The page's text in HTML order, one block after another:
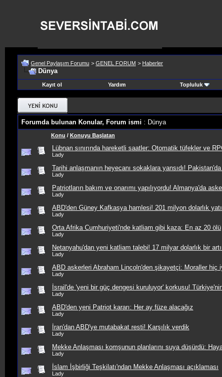
Genel Paylaşım Forumu > GENEL FORUM > Haberler
Dünya
Kayıt ol Yardım Topluluk
Forumda bulunan Konular, Forum ismi : Dünya
Konu / Konuyu Başlatan
Lübnan sınırında hareketli saatler: Otomatik tüfekler ve
Lady
Tarihi anlaşmanın heyecanı sokaklara yansıdı!
Lady
Patriotların bakım ve onarımı yapılıyordu! Almanya'da
Lady
ABD'den Güney Kafkasya hamlesi! 201 milyon dolarlık
Lady
Orta Afrika Cumhuriyeti'nde katliam gibi kaza: En az 20 ölü
Lady
Netanyahu'dan yeni katliam talebi! 17 milyar dolarlık bir
Lady
ABD askerleri Abraham Lincoln'den şikayetçi: Moraller hiç
Lady
İsrail'de 'yeni bir güç dengesi kuruluyor' korkusu!
Lady
ABD'den yeni Patriot kararı: Her ay füze alacağız
Lady
İran'dan ABD'ye mutabakat resti! Karşılık verdik
Lady
Mekke Anlaşması komşunun planlarını suya düşürdü:
Lady
İslam İşbirliği Teşkilatı'ndan Mekke Anlaşması açıklaması
Lady